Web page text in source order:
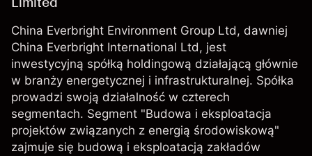
China Everbright Environment Group Ltd, dawniej
China Everbright International Ltd, jest
inwestycyjną spółką holdingową działającą głównie
w branży energetycznej i infrastrukturalnej. Spółka
prowadzi swoją działalność w czterech
segmentach. Segment "Budowa i eksploatacja
projektów związanych z energią środowiskową"
zajmuje się budową i eksploatacją zakładów